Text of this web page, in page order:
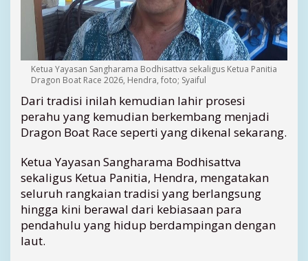
h
u
B
e
r
s
i
a
4
5
T
a
h
u
Ketua Yayasan Sangharama Bodhisattva sekaligus Ketua Panitia
Dragon Boat Race 2026, Hendra, foto; Syaiful
Dari tradisi inilah kemudian lahir prosesi
perahu yang kemudian berkembang menjadi
Dragon Boat Race seperti yang dikenal sekarang.
Ketua Yayasan Sangharama Bodhisattva
sekaligus Ketua Panitia, Hendra, mengatakan
seluruh rangkaian tradisi yang berlangsung
hingga kini berawal dari kebiasaan para
pendahulu yang hidup berdampingan dengan
laut.